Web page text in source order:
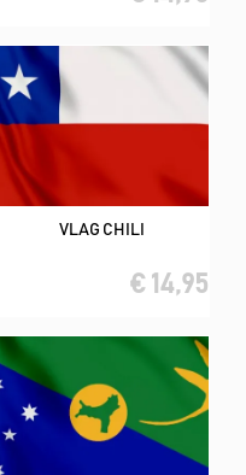
VLAG CHILI
€ 14,95